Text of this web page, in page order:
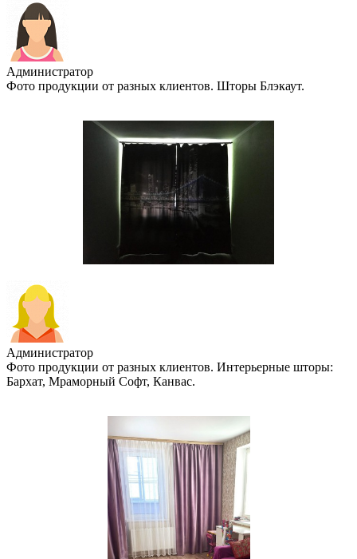
Администратор
Фото продукции от разных клиентов. Шторы Блэкаут.
Администратор
Фото продукции от разных клиентов. Интерьерные шторы:
Бархат, Мраморный Софт, Канвас.